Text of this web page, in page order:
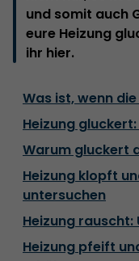
und somit auch
eure Heizung
ihr hier.
Was ist, wenn
Heizung
Warum gluckert
Heizung klopft
untersuchen
Heizung
Heizung pfeift